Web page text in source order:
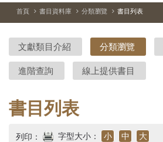
院-
臺
灣
史
研
究
首頁 書目資料庫 分類瀏覽 書目列表
文獻類目介紹 分類瀏覽
進階查詢 線上提供書目
書目列表
列印： 字型大小： 小 中 大